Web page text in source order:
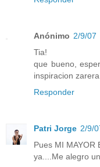
Anónimo 2/9/07
Tia!
que bueno,
inspiracion
Responder
Patri Jorge 2/9/
Pues MI MAYOR
ya....Me alegro